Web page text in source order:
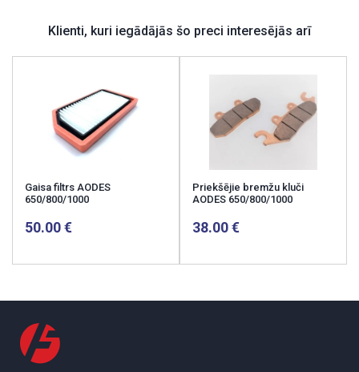
Klienti, kuri iegādājās šo preci interesējās arī
Gaisa filtrs AODES
650/800/1000
50.00
Priekšējie bremžu kluči
AODES 650/800/1000
38.00